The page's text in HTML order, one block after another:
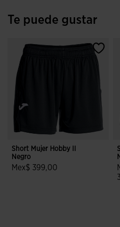
Te puede gustar
Short Mujer Hobby II
Negro
Mex$ 399,00
5 sobre 5 de valoración de